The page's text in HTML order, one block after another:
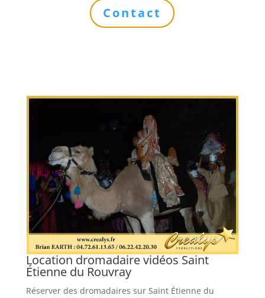
Contact
Location dromadaire vidéos Saint
Étienne du Rouvray
Réserver des dromadaires sur Saint Étienne du